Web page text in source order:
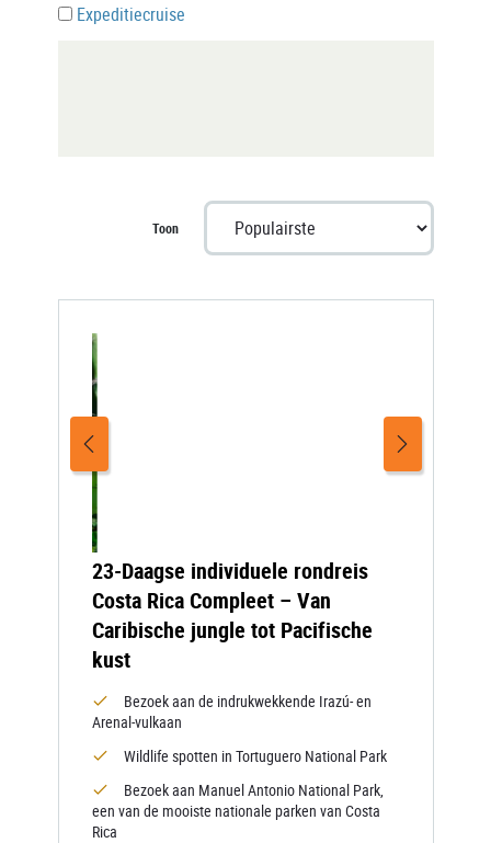
Expeditiecruise
Toon
23-Daagse individuele rondreis
Costa Rica Compleet – Van
Caribische jungle tot Pacifische
kust
Bezoek aan de indrukwekkende Irazú- en
Arenal-vulkaan
Wildlife spotten in Tortuguero National Park
Bezoek aan Manuel Antonio National Park,
een van de mooiste nationale parken van Costa
Rica